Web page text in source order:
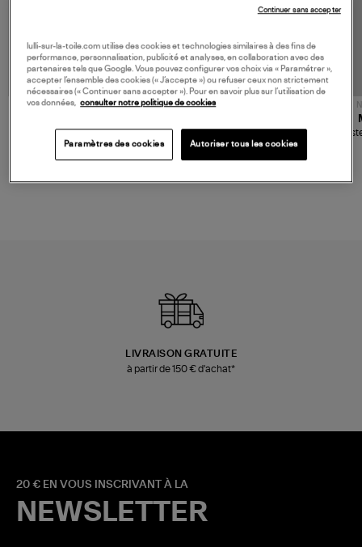
480,00 €
Sac Bobi S Cuir Lamé
Champagne
NOUVELLE COLLECTION
189,00 €
Mousse
LIVRAISON GRATUITE
à partir de 150 € d'achat*
20 € EN VOUS INSCRIVANT À LA
NEWSLETTER
lulli-sur-la-toile.com utilise des cookies et technologies similaires à des fins de
performance, personnalisation, publicité et analyses, en collaboration avec des
partenaires tels que Google. Vous pouvez configurer vos choix via « Paramétrer »,
accepter l’ensemble des cookies (« J’accepte ») ou refuser ceux non strictement
nécessaires (« Continuer sans accepter »). Pour en savoir plus sur l’utilisation de
vos données,
consulter notre politique de cookies
Paramètres des cookies Autoriser tous les cookies
Continuer sans accepter